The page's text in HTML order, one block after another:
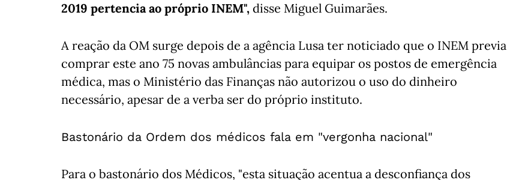
2019 pertencia ao próprio INEM", disse Miguel Guimarães.
A reação da OM surge depois de a agência Lusa ter noticiado que o INEM previa
comprar este ano 75 novas ambulâncias para equipar os postos de emergência
médica, mas o Ministério das Finanças não autorizou o uso do dinheiro
necessário, apesar de a verba ser do próprio instituto.
Bastonário da Ordem dos médicos fala em "vergonha nacional"
Para o bastonário dos Médicos, "esta situação acentua a desconfiança dos